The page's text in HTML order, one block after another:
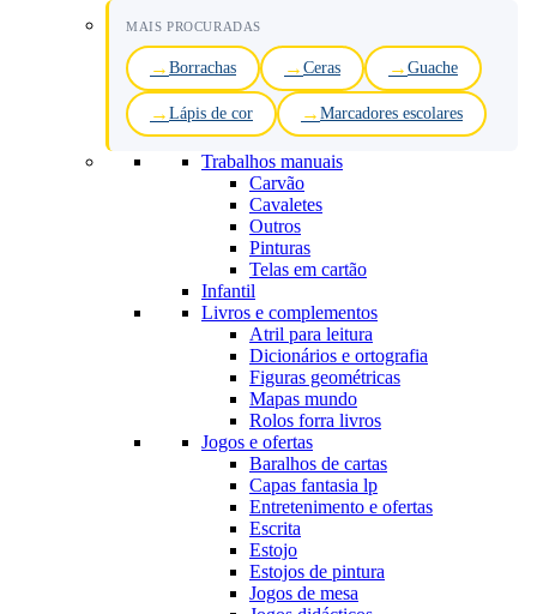
MAIS PROCURADAS
Borrachas Ceras Guache
Lápis de cor Marcadores escolares
Trabalhos manuais
Carvão
Cavaletes
Outros
Pinturas
Telas em cartão
Infantil
Livros e complementos
Atril para leitura
Dicionários e ortografia
Figuras geométricas
Mapas mundo
Rolos forra livros
Jogos e ofertas
Baralhos de cartas
Capas fantasia lp
Entretenimento e ofertas
Escrita
Estojo
Estojos de pintura
Jogos de mesa